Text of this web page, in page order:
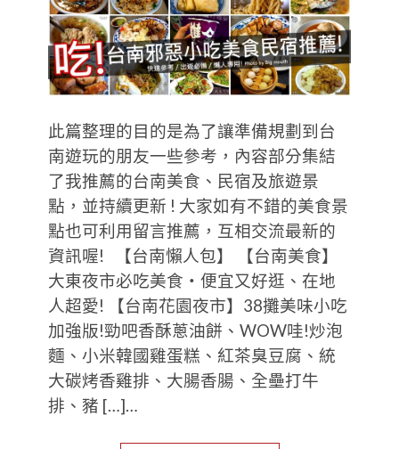
此篇整理的目的是為了讓準備規劃到台
南遊玩的朋友一些參考，內容部分集結
了我推薦的台南美食、民宿及旅遊景
點，並持續更新 ! 大家如有不錯的美食景
點也可利用留言推薦，互相交流最新的
資訊喔! 【台南懶人包】 【台南美食】
大東夜市必吃美食‧便宜又好逛、在地
人超愛! 【台南花園夜市】38攤美味小吃
加強版!勁吧香酥蔥油餅、WOW哇!炒泡
麵、小米韓國雞蛋糕、紅茶臭豆腐、統
大碳烤香雞排、大腸香腸、全壘打牛
排、豬 […]…